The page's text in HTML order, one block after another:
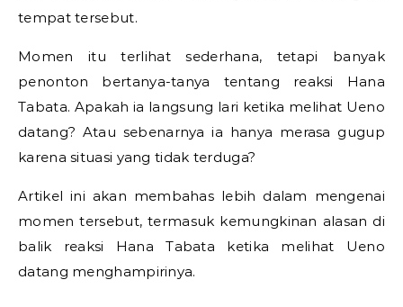
tempat tersebut.
Momen itu terlihat sederhana, tetapi banyak
penonton bertanya-tanya tentang reaksi Hana
Tabata. Apakah ia langsung lari ketika melihat Ueno
datang? Atau sebenarnya ia hanya merasa gugup
karena situasi yang tidak terduga?
Artikel ini akan membahas lebih dalam mengenai
momen tersebut, termasuk kemungkinan alasan di
balik reaksi Hana Tabata ketika melihat Ueno
datang menghampirinya.